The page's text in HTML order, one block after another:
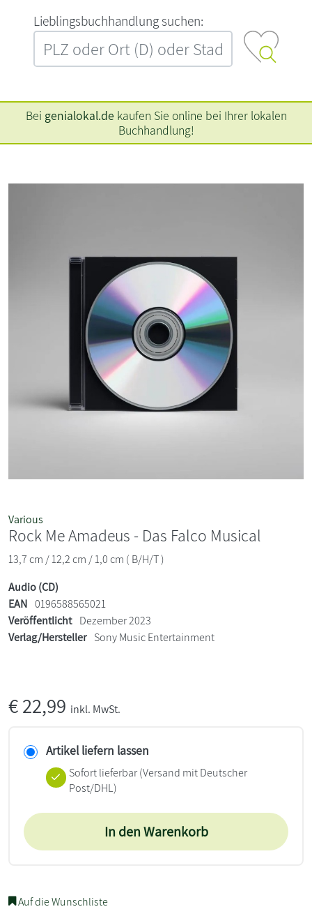
L‍i‍e‍b‍l‍i‍n‍g‍s‍b‍u‍c‍h‍h‍a‍n‍d‍l‍u‍n‍g‍ ‍s‍u‍c‍h‍e‍n‍:‍
Bei genialokal.de kaufen Sie online bei Ihrer lokalen
Buchhandlung!
Various
Rock Me Amadeus - Das Falco Musical
13,7 cm / 12,2 cm / 1,0 cm ( B/H/T )
Audio (CD)
EAN 0196588565021
Veröffentlicht Dezember 2023
Verlag/Hersteller Sony Music Entertainment
€22,99 inkl. MwSt.
Artikel liefern lassen
Sofort lieferbar(Versand mit Deutscher
Post/DHL)
In den Warenkorb
Auf die Wunschliste